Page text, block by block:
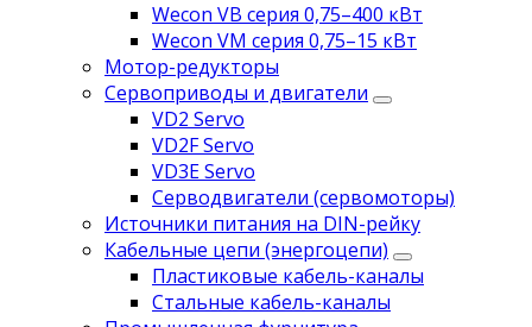
Wecon VB серия 0,75–400 кВт
Wecon VM серия 0,75–15 кВт
Мотор-редукторы
Сервоприводы и двигатели
VD2 Servo
VD2F Servo
VD3E Servo
Серводвигатели (сервомоторы)
Источники питания на DIN-рейку
Кабельные цепи (энергоцепи)
Пластиковые кабель-каналы
Стальные кабель-каналы